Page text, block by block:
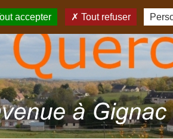
accepter Tout refuser